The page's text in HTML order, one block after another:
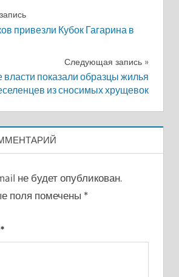
привезли Кубок Гагарина в
Следующая запись
власти показали образцы жилья
из сносимых хрущевок
не будет опубликован.
поля помечены *
*